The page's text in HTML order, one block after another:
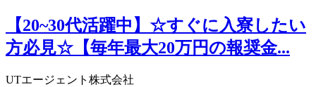
【20~30代活躍中】☆すぐに入寮したい
方必見☆【毎年最大20万円の報奨金...
UTエージェント株式会社